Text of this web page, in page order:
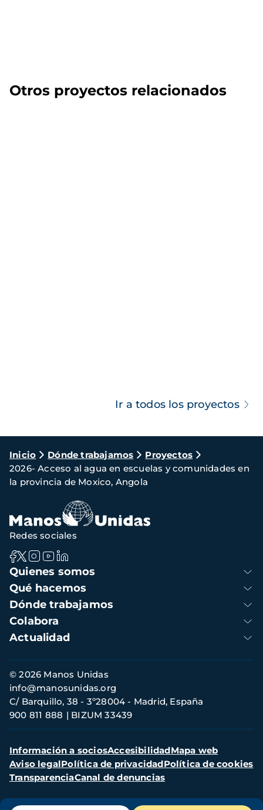
Otros proyectos relacionados
Ir a todos los proyectos
Ruta
de
navegación
Inicio Dónde trabajamos
Proyectos
2026- Acceso al agua en escuelas y comunidades en
la provincia de Moxico, Angola
Navegación
principal
Quienes somos
Qué hacemos
Dónde trabajamos
Colabora
Actualidad
Redes sociales
Información
de
contacto
© 2026 Manos Unidas
C/ Barquillo, 38 - 3º28004 - Madrid, España
900 811 888
BIZUM 33439
info@manosunidas.org
Menú
secundario
Información a sociosAccesibilidadMapa web
Aviso legalPolítica de privacidadPolítica de cookies
TransparenciaCanal de denuncias